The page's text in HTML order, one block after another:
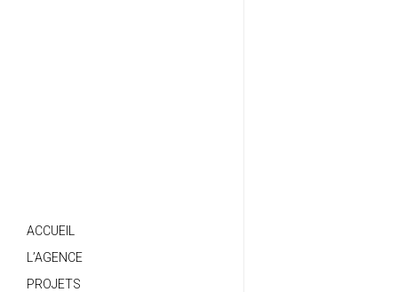
ACCUEIL
L’AGENCE
PROJETS